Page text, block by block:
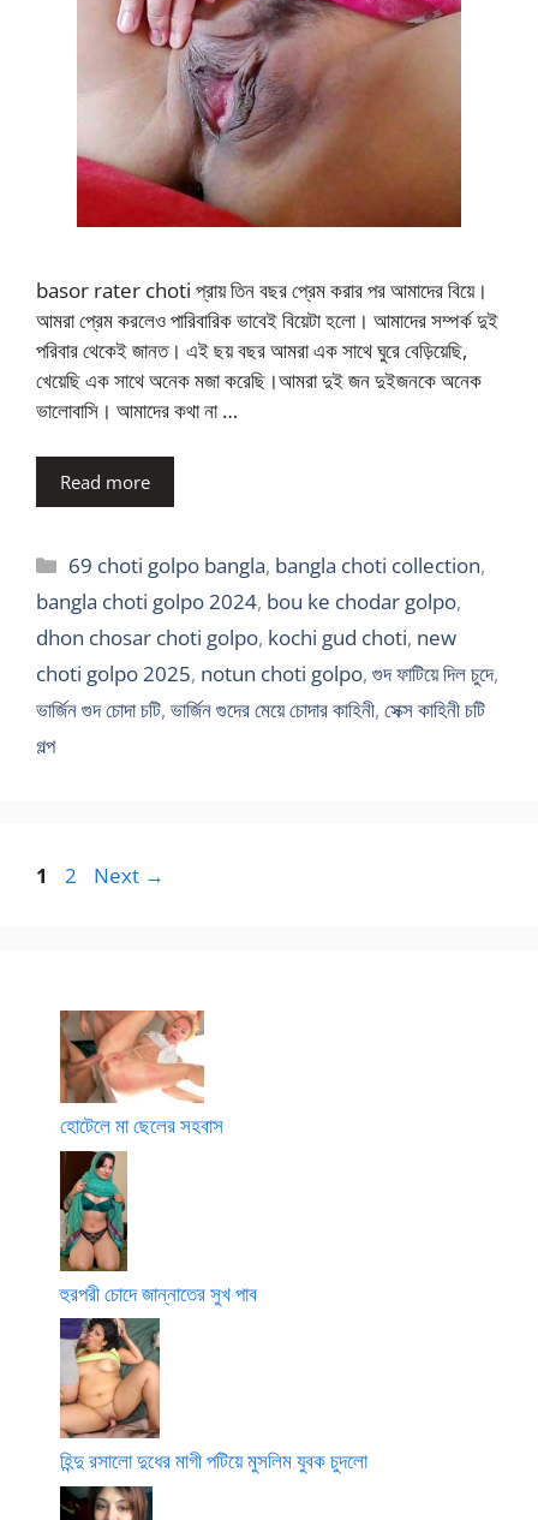
basor rater choti প্রায় তিন বছর প্রেম করার পর আমাদের বিয়ে।
আমরা প্রেম করলেও পারিবারিক ভাবেই বিয়েটা হলো। আমাদের সম্পর্ক দুই
পরিবার থেকেই জানত। এই ছয় বছর আমরা এক সাথে ঘুরে বেড়িয়েছি,
খেয়েছি এক সাথে অনেক মজা করেছি।আমরা দুই জন দুইজনকে অনেক
ভালোবাসি। আমাদের কথা না …
Read more
Categories
69 choti golpo bangla, bangla choti collection,
bangla choti golpo 2024, bou ke chodar golpo,
dhon chosar choti golpo, kochi gud choti, new
choti golpo 2025, notun choti golpo, গুদ ফাটিয়ে দিল চুদে,
ভার্জিন গুদ চোদা চটি, ভার্জিন গুদের মেয়ে চোদার কাহিনী, সেক্স কাহিনী চটি
গল্প
Page
1 Page
2 Next →
হোটেলে মা ছেলের সহবাস
হুরপরী চোদে জান্নাতের সুখ পাব
হিন্দু রসালো দুধের মাগী পটিয়ে মুসলিম যুবক চুদলো